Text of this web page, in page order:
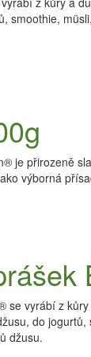
smoothie,
je přirozeně
výborná
se vyrábí z
do
džusu.